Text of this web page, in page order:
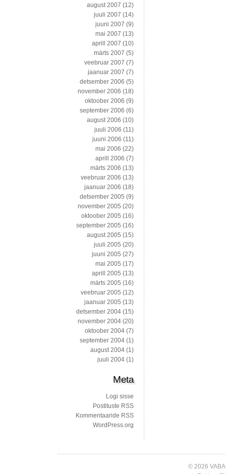
august 2007 (12)
juuli 2007 (14)
juuni 2007 (9)
mai 2007 (13)
aprill 2007 (10)
märts 2007 (5)
veebruar 2007 (7)
jaanuar 2007 (7)
detsember 2006 (5)
november 2006 (18)
oktoober 2006 (9)
september 2006 (6)
august 2006 (10)
juuli 2006 (11)
juuni 2006 (11)
mai 2006 (22)
aprill 2006 (7)
märts 2006 (13)
veebruar 2006 (13)
jaanuar 2006 (18)
detsember 2005 (9)
november 2005 (20)
oktoober 2005 (16)
september 2005 (16)
august 2005 (15)
juuli 2005 (20)
juuni 2005 (27)
mai 2005 (17)
aprill 2005 (13)
märts 2005 (16)
veebruar 2005 (12)
jaanuar 2005 (13)
detsember 2004 (15)
november 2004 (20)
oktoober 2004 (7)
september 2004 (1)
august 2004 (1)
juuli 2004 (1)
Meta
Logi sisse
Postituste RSS
Kommentaaride RSS
WordPress.org
© 2026